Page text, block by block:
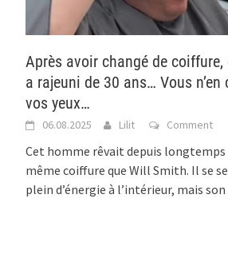
Après avoir changé de coiffure,
a rajeuni de 30 ans… Vous n’en
vos yeux…
06.08.2025 Lilit Comment
Cet homme rêvait depuis longtemps
même coiffure que Will Smith. Il se
plein d’énergie à l’intérieur, mais son